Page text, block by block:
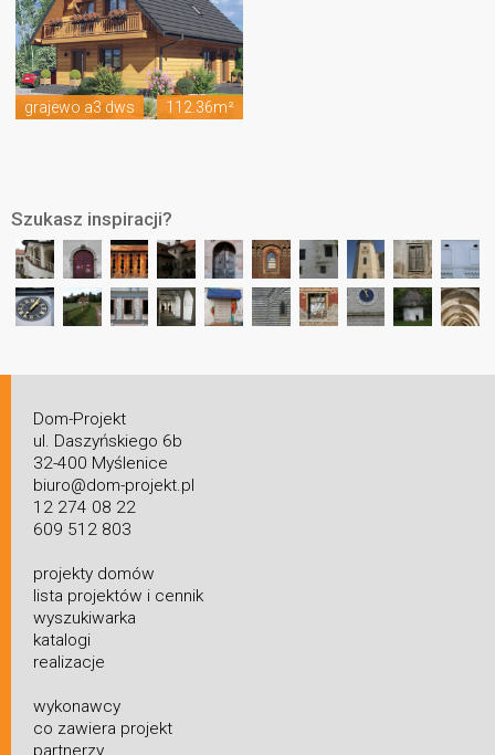
grajewo a3 dws 112.36m²
Szukasz inspiracji?
Dom-Projekt
ul. Daszyńskiego 6b
32-400 Myślenice
biuro@dom-projekt.pl
12 274 08 22
609 512 803
projekty domów
lista projektów i cennik
wyszukiwarka
katalogi
realizacje
wykonawcy
co zawiera projekt
partnerzy